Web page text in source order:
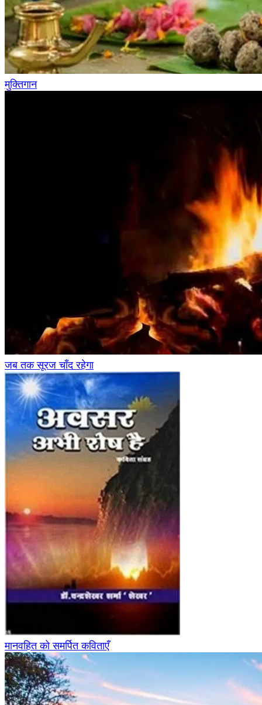
मुक्तिगान
जब तक सूरज चाँद रहेगा
मानवहित को समर्पित कविताएँ